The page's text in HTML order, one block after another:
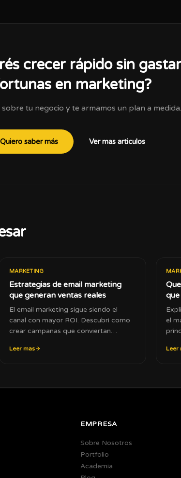
crecer rápido sin gastar
en marketing?
tu negocio y te armamos un plan a medida.
Quiero saber más Ver mas articulos
MARKETING
Estrategias de email marketing
que generan ventas reales
El email marketing sigue siendo el
canal con mayor ROI. Descubri como
crear campanas que conviertan
Leer mas
el
Leer
EMPRESA
Sobre Nosotros
Portfolio
Academia